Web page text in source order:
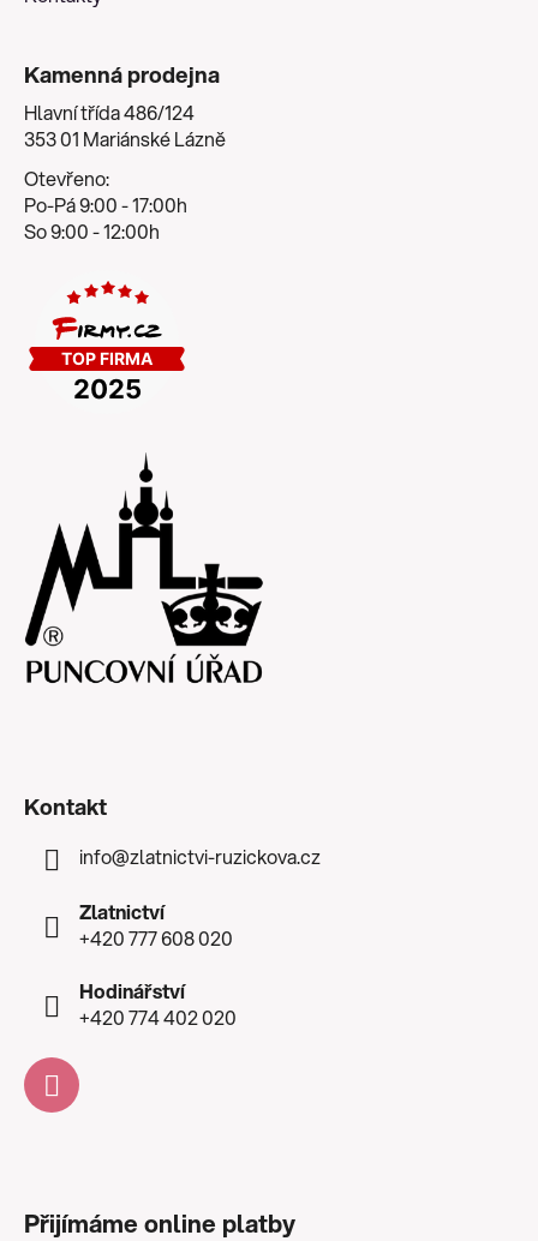
Kamenná prodejna
Hlavní třída 486/124
353 01 Mariánské Lázně
Otevřeno:
Po-Pá 9:00 - 17:00h
So 9:00 - 12:00h
Kontakt
info@zlatnictvi-ruzickova.cz
Zlatnictví
+420 777 608 020
Hodinářství
+420 774 402 020
Přijímáme online platby